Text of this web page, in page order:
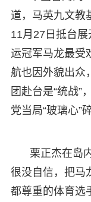
道，马英九文教
11月27日抵台
运冠军马龙最受
航也因外貌出众
团赴台是“统战”
党当局“玻璃心”
栗正杰在岛
很没自信，把马
都尊重的体育选